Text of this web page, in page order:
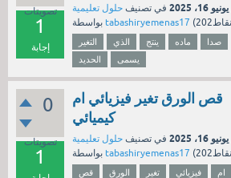
تصويتات
1
إجابة
يونيو 16، 2025 في تصنيف حلول تعليمية
tabashiryemenas17 (
التغير الذي ينتج ماده
صدا
الحديد
يسمى
0
تصويتات
1
قص الورق تغير فيزيائي ام
كيميائي
يونيو 16، 2025 في تصنيف حلول تعليمية
tabashiryemenas17 (
قص الورق تغير فيزيائي
ام